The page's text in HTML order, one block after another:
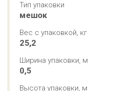
Тип упаковки
мешок
Вес с упаковкой, кг
25,2
Ширина упаковки, м
0,5
Высота упаковки, м